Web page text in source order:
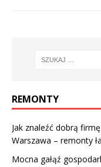
REMONTY
Jak znaleźć dobrą
Warszawa – remonty
Mocna gałąź